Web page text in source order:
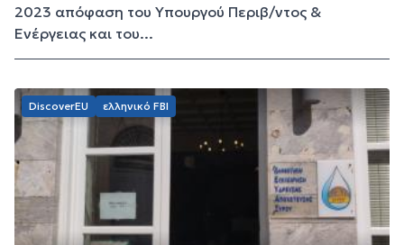
2023 απόφαση του Υπουργού Περιβ/ντος &
Ενέργειας και του...
DiscoverEU ελληνικό FBI